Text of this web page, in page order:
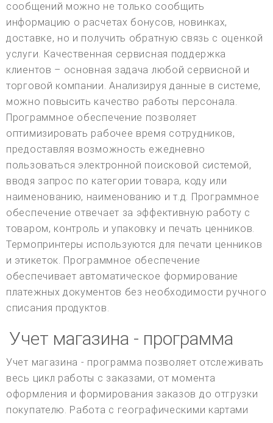
сообщений можно не только сообщить
информацию о расчетах бонусов, новинках,
доставке, но и получить обратную связь с оценкой
услуги. Качественная сервисная поддержка
клиентов – основная задача любой сервисной и
торговой компании. Анализируя данные в системе,
можно повысить качество работы персонала.
Программное обеспечение позволяет
оптимизировать рабочее время сотрудников,
предоставляя возможность ежедневно
пользоваться электронной поисковой системой,
вводя запрос по категории товара, коду или
наименованию, наименованию и т.д. Программное
обеспечение отвечает за эффективную работу с
товаром, контроль и упаковку и печать ценников.
Термопринтеры используются для печати ценников
и этикеток. Программное обеспечение
обеспечивает автоматическое формирование
платежных документов без необходимости ручного
списания продуктов.
Учет магазина - программа
Учет магазина - программа позволяет отслеживать
весь цикл работы с заказами, от момента
оформления и формирования заказов до отгрузки
покупателю. Работа с географическими картами